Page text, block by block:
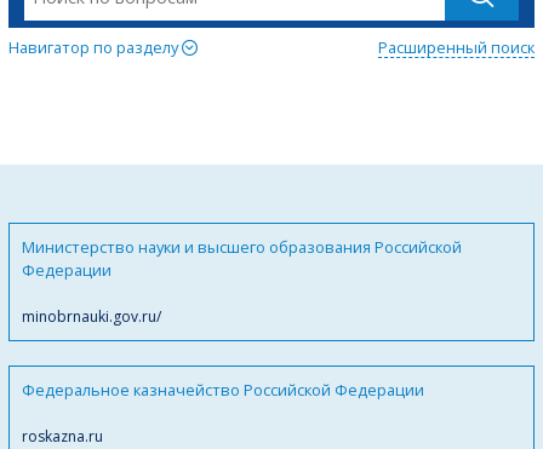
Навигатор по разделу Расширенный поиск
Министерство науки и высшего образования Российской
Федерации
minobrnauki.gov.ru/
Федеральное казначейство Российской Федерации
roskazna.ru